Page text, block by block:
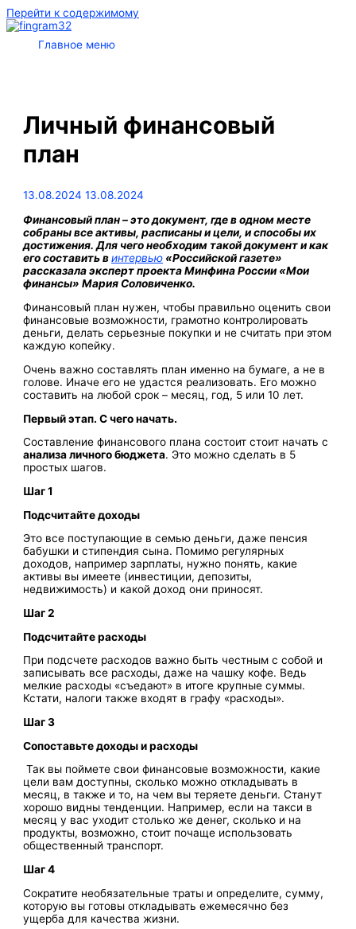
Перейти к содержимому
Главное меню
Личный финансовый
план
13.08.2024 13.08.2024
Финансовый план – это документ, где в одном месте
собраны все активы, расписаны и цели, и способы их
достижения. Для чего необходим такой документ и как
его составить винтервью «Российской газете»
рассказала эксперт проекта Минфина России «Мои
финансы» Мария Соловиченко.
Финансовый план нужен, чтобы правильно оценить свои
финансовые возможности, грамотно контролировать
деньги, делать серьезные покупки и не считать при этом
каждую копейку.
Очень важно составлять план именно на бумаге, а не в
голове. Иначе его не удастся реализовать. Его можно
составить на любой срок – месяц, год, 5 или 10 лет.
Первый этап. С чего начать.
Составление финансового плана состоит стоит начать с
анализа личного бюджета. Это можно сделать в 5
простых шагов.
Шаг 1
Подсчитайте доходы
Это все поступающие в семью деньги, даже пенсия
бабушки и стипендия сына. Помимо регулярных
доходов, например зарплаты, нужно понять, какие
активы вы имеете (инвестиции, депозиты,
недвижимость) и какой доход они приносят.
Шаг 2
Подсчитайте расходы
При подсчете расходов важно быть честным с собой и
записывать все расходы, даже на чашку кофе. Ведь
мелкие расходы «съедают» в итоге крупные суммы.
Кстати, налоги также входят в графу «расходы».
Шаг 3
Сопоставьте доходы и расходы
Так вы поймете свои финансовые возможности, какие
цели вам доступны, сколько можно откладывать в
месяц, в также и то, на чем вы теряете деньги. Станут
хорошо видны тенденции. Например, если на такси в
месяц у вас уходит столько же денег, сколько и на
продукты, возможно, стоит почаще использовать
общественный транспорт.
Шаг 4
Сократите необязательные траты и определите, сумму,
которую вы готовы откладывать ежемесячно без
ущерба для качества жизни.